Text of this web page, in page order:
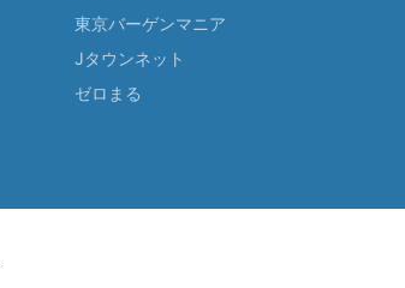
東京バーゲンマニア
Jタウンネット
ゼロまる